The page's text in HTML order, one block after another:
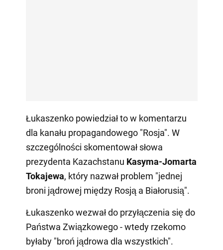
Łukaszenko powiedział to w komentarzu
dla kanału propagandowego "Rosja". W
szczególności skomentował słowa
prezydenta Kazachstanu Kasyma-Jomarta
Tokajewa, który nazwał problem "jednej
broni jądrowej między Rosją a Białorusią".
Łukaszenko wezwał do przyłączenia się do
Państwa Związkowego - wtedy rzekomo
byłaby "broń jądrowa dla wszystkich".